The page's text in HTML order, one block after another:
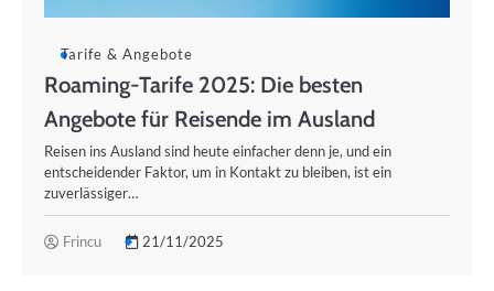
Tarife & Angebote
Roaming-Tarife 2025: Die besten
Angebote für Reisende im Ausland
Reisen ins Ausland sind heute einfacher denn je, und ein
entscheidender Faktor, um in Kontakt zu bleiben, ist ein
zuverlässiger…
Frincu 21/11/2025